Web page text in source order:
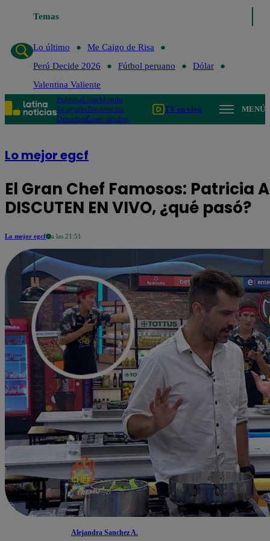
Temas
Lo último
Me Caigo de Risa
Perú Decide 2026
Fútbol peruano
Dólar
Valentina Valiente
PolíticaLimaMundo
Te ayudoTendencias
DeportesEspectáculos
TV en vivo MENÚ
Lo mejor egcf
El Gran Chef Famosos: Patricia
DISCUTEN EN VIVO, ¿qué pasó?
Lo mejor egcf a las 21:51
Alejandra Sanchez A.